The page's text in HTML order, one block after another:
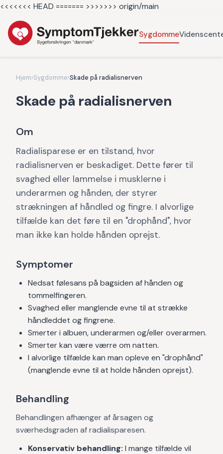
<<<<<<< HEAD ======= >>>>>>> origin/main
Sygdomme
Hjem›Sygdomme›Skade på radialisnerven
Skade på radialisnerven
Om
Radialisparese er en tilstand, hvor
radialisnerven er beskadiget. Dette fører til
svaghed eller lammelse i musklerne i
underarmen og hånden, der styrer
strækningen af håndled og fingre. I alvorlige
tilfælde kan det føre til en "drophånd", hvor
man ikke kan holde hånden oprejst.
Symptomer
Nedsat følesans på bagsiden af hånden og
tommelfingeren.
Svaghed eller manglende evne til at strække
håndleddet og fingrene.
Smerter i albuen, underarmen og/eller overarmen.
Smerter kan være værre om natten.
I alvorlige tilfælde kan man opleve en "drophånd"
(manglende evne til at holde hånden oprejst).
Behandling
Behandlingen afhænger af årsagen og
sværhedsgraden af radialisparesen.
Konservativ behandling: I mange tilfælde vil